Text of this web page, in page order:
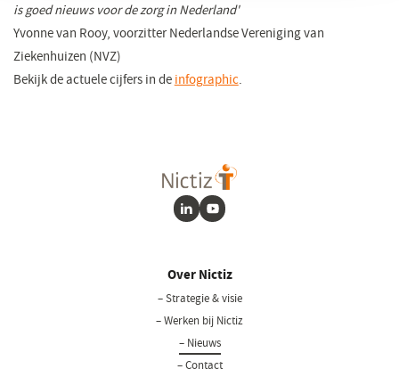
is goed nieuws voor de zorg in Nederland'
Yvonne van Rooy, voorzitter Nederlandse Vereniging van
Ziekenhuizen (NVZ)
Bekijk de actuele cijfers in de infographic.
LinkedInYoutube
Over Nictiz
– Strategie & visie
– Werken bij Nictiz
– Nieuws
– Contact